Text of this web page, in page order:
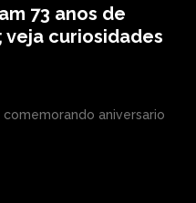
73 anos de
curiosidades
aniversario